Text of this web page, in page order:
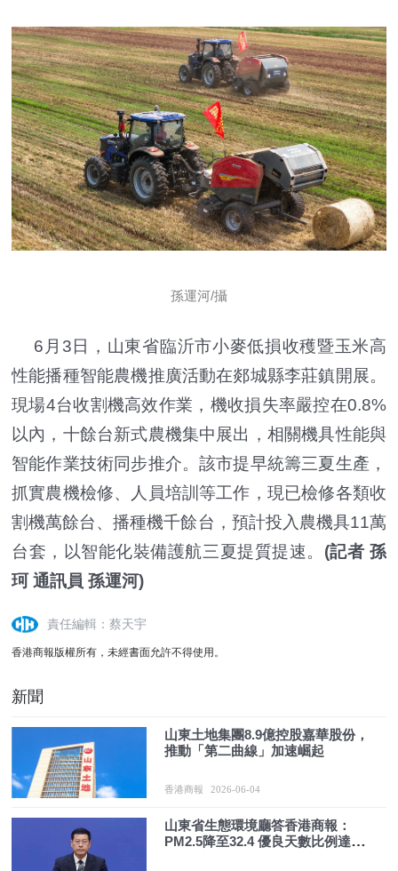
孫運河/攝
6月3日，山東省臨沂市小麥低損收穫暨玉米高
性能播種智能農機推廣活動在郯城縣李莊鎮開展。
現場4台收割機高效作業，機收損失率嚴控在0.8%
以內，十餘台新式農機集中展出，相關機具性能與
智能作業技術同步推介。該市提早統籌三夏生產，
抓實農機檢修、人員培訓等工作，現已檢修各類收
割機萬餘台、播種機千餘台，預計投入農機具11萬
台套，以智能化裝備護航三夏提質提速。 (記者 孫
珂 通訊員 孫運河)
責任編輯：蔡天宇
香港商報版權所有，未經書面允許不得使用。
新聞
山東土地集團8.9億控股嘉華股份，
推動「第二曲線」加速崛起
香港商報 2026-06-04
山東省生態環境廳答香港商報：
PM2.5降至32.4 優良天數比例達